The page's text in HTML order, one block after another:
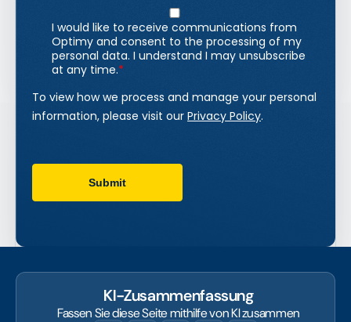
KI-Zusammenfassung
Fassen Sie diese Seite mithilfe von KI zusammen